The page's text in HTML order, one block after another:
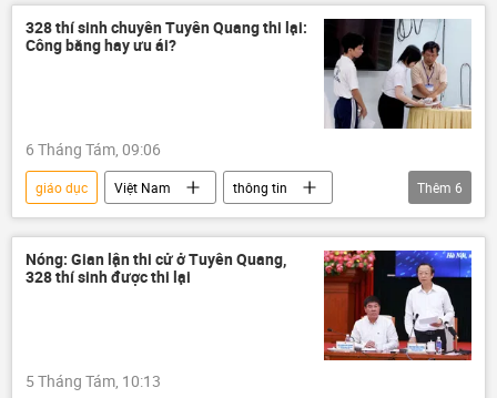
gian lận thi cử
đề thi
điểm thi
Kỳ thi tốt nghiệp THPT tại Việt Nam
thi cử
328 thí sinh chuyên Tuyên Quang thi lại:
Công bằng hay ưu ái?
6 Tháng Tám, 09:06
giáo dục Việt Nam
thông tin
vi phạm
công an
Bộ Công an Việt Nam
Pháp luật
Quốc hội
Bộ Giáo dục và Đào Tạo
Thêm 6
Nóng: Gian lận thi cử ở Tuyên Quang,
328 thí sinh được thi lại
5 Tháng Tám, 10:13